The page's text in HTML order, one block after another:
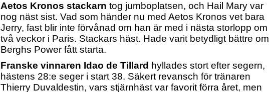
Aetos Kronos stackarn tog jumboplatsen, och Hail Mary var
nog näst sist. Vad som händer nu med Aetos Kronos vet bara
Jerry, fast blir inte förvånad om han är med i nästa storlopp om
två veckor i Paris. Stackars häst. Hade varit betydligt bättre om
Berghs Power fått starta.
Franske vinnaren Idao de Tillard hyllades stort efter segern,
hästens 28:e seger i start 38. Säkert revansch för tränaren
Thierry Duvaldestin, vars stjärnhäst var favorit förra året, men